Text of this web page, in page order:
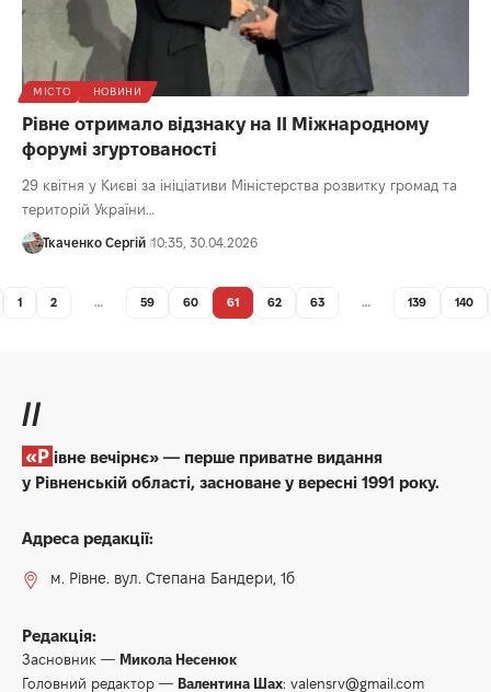
МІСТО НОВИНИ
Рівне отримало відзнаку на ІІ Міжнародному
форумі згуртованості
29 квітня у Києві за ініціативи Міністерства розвитку громад та
територій України…
Ткаченко Сергій 10:35, 30.04.2026
1 2 … 59 60 61 62 63 … 139 140
//
«Рівне вечірнє» — перше приватне видання
у Рівненській області, засноване у вересні 1991 року.
Адреса редакції:
м. Рівне. вул. Степана Бандери, 1б
Редакція:
Засновник — Микола Несенюк
Головний редактор — Валентина Шах: valensrv@gmail.com